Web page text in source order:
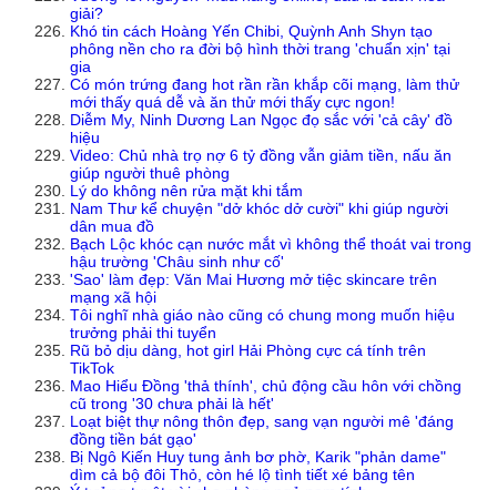
giải?
Khó tin cách Hoàng Yến Chibi, Quỳnh Anh Shyn tạo
phông nền cho ra đời bộ hình thời trang 'chuẩn xịn' tại
gia
Có món trứng đang hot rần rần khắp cõi mạng, làm thử
mới thấy quá dễ và ăn thử mới thấy cực ngon!
Diễm My, Ninh Dương Lan Ngọc đọ sắc với 'cả cây' đồ
hiệu
Video: Chủ nhà trọ nợ 6 tỷ đồng vẫn giảm tiền, nấu ăn
giúp người thuê phòng
Lý do không nên rửa mặt khi tắm
Nam Thư kể chuyện "dở khóc dở cười" khi giúp người
dân mua đồ
Bạch Lộc khóc cạn nước mắt vì không thể thoát vai trong
hậu trường 'Châu sinh như cố'
'Sao' làm đẹp: Văn Mai Hương mở tiệc skincare trên
mạng xã hội
Tôi nghĩ nhà giáo nào cũng có chung mong muốn hiệu
trưởng phải thi tuyển
Rũ bỏ dịu dàng, hot girl Hải Phòng cực cá tính trên
TikTok
Mao Hiểu Đồng 'thả thính', chủ động cầu hôn với chồng
cũ trong '30 chưa phải là hết'
Loạt biệt thự nông thôn đẹp, sang vạn người mê 'đáng
đồng tiền bát gạo'
Bị Ngô Kiến Huy tung ảnh bơ phờ, Karik "phản dame"
dìm cả bộ đôi Thỏ, còn hé lộ tình tiết xé bảng tên